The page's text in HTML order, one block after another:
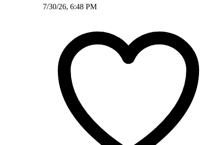
7/30/26, 6:48 PM